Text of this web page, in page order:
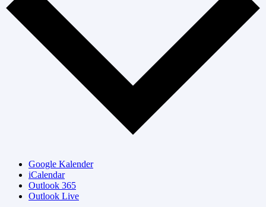
Google Kalender
iCalendar
Outlook 365
Outlook Live